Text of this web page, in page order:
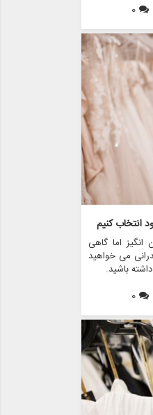
فرقی نمی
شخصی سازی
0
انتخاب کنیم
اما گاهی
می خواهید
باشید.
0